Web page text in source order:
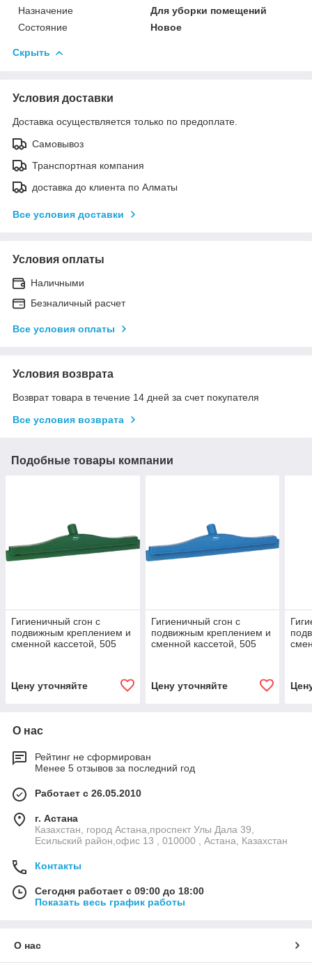
Назначение
Для уборки помещений
Состояние
Новое
Скрыть
Условия доставки
Доставка осуществляется только по предоплате.
Самовывоз
Транспортная компания
доставка до клиента по Алматы
Все условия доставки
Условия оплаты
Наличными
Безналичный расчет
Все условия оплаты
Условия возврата
Возврат товара в течение 14 дней за счет покупателя
Все условия возврата
Подобные товары компании
Гигиеничный сгон с
подвижным креплением и
сменной кассетой, 505
Цену уточняйте
Гигиеничный сгон с
подвижным креплением и
сменной кассетой, 505
Цену уточняйте
О нас
Рейтинг не сформирован
Менее 5 отзывов за последний год
Работает с 26.05.2010
г. Астана
Казахстан, город Астана,проспект Улы Дала 39,
Есильский район,офис 13 , 010000 , Астана, Казахстан
Контакты
Сегодня работает с 09:00 до 18:00
Показать весь график работы
О нас